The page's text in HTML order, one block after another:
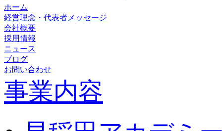
ホーム
経営理念・代表者メッセージ
会社概要
採用情報
ニュース
ブログ
お問い合わせ
事業内容